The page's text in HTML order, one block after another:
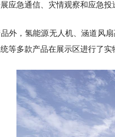
应急通信、灾情观察和应急投
外，氢能源无人机、涵道风
等多款产品在展示区进行了实